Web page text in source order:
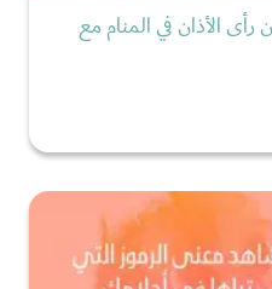
الأذان في المنام مع